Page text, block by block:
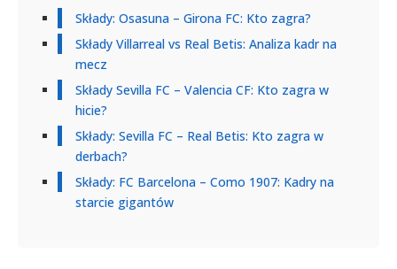
Składy: Osasuna – Girona FC: Kto zagra?
Składy Villarreal vs Real Betis: Analiza kadr na
mecz
Składy Sevilla FC – Valencia CF: Kto zagra w
hicie?
Składy: Sevilla FC – Real Betis: Kto zagra w
derbach?
Składy: FC Barcelona – Como 1907: Kadry na
starcie gigantów